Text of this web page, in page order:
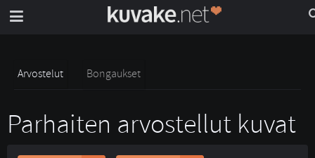
Arvostelut Bongaukset
Parhaiten arvostellut kuvat